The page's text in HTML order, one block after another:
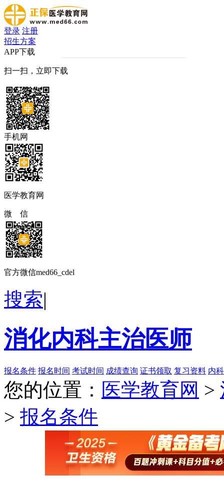
登录 注册
招生方案
APP下载
扫一扫，立即下载
手机网
医学教育网
微 信
官方微信med66_cdel
搜索|
消化内科主治医师
报名条件 报名时间 考试时间 成绩查询 证书领取 复习资料 内
您的位置： 医学教育网 >
> 报名条件